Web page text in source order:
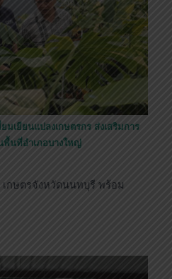
เยียนแปลงเกษตรกร ส่งเสริมการ
พื้นที่อำเภอบางใหญ่
กษตรจังหวัดนนทบุรี พร้อม